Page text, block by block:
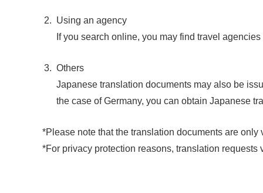
2. Using an agency
If you search online, you may find travel
3. Others
Japanese translation documents may also be
the case of Germany, you can obtain Japanese
*Please note that the translation documents are
*For privacy protection reasons, translation requests